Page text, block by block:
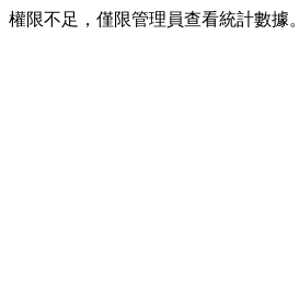
權限不足，僅限管理員查看統計數據。